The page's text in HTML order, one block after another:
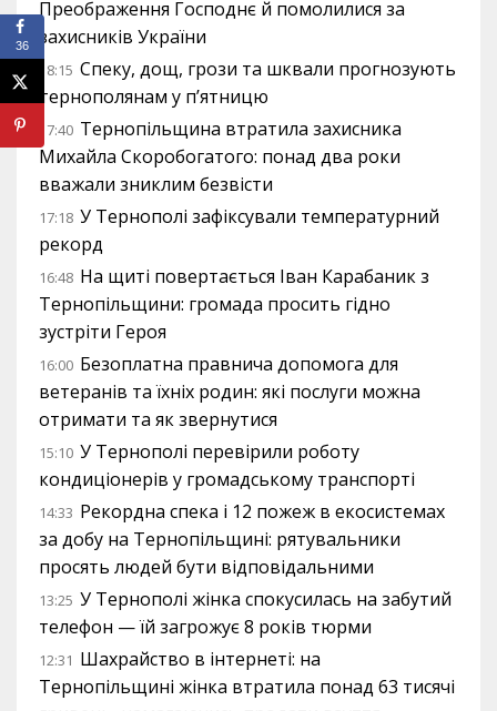
Преображення Господнє й помолилися за
захисників України
18:15 Спеку, дощ, грози та шквали прогнозують
тернополянам у п’ятницю
17:40 Тернопільщина втратила захисника
Михайла Скоробогатого: понад два роки
вважали зниклим безвісти
17:18 У Тернополі зафіксували температурний
рекорд
16:48 На щиті повертається Іван Карабаник з
Тернопільщини: громада просить гідно
зустріти Героя
16:00 Безоплатна правнича допомога для
ветеранів та їхніх родин: які послуги можна
отримати та як звернутися
15:10 У Тернополі перевірили роботу
кондиціонерів у громадському транспорті
14:33 Рекордна спека і 12 пожеж в екосистемах
за добу на Тернопільщині: рятувальники
просять людей бути відповідальними
13:25 У Тернополі жінка спокусилась на забутий
телефон — їй загрожує 8 років тюрми
12:31 Шахрайство в інтернеті: на
Тернопільщині жінка втратила понад 63 тисячі
36